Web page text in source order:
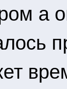
а